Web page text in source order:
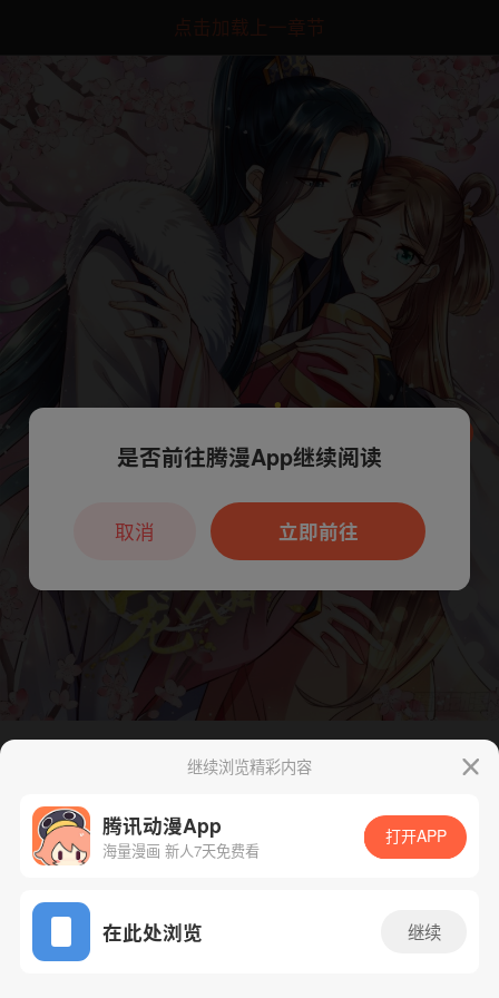
点击加载上一章节
App免费看
腾漫App免费看
继续浏览精彩内容
腾讯动漫App
海量漫画 新人7天免费看
打开APP
在此处浏览 继续
本章节仅支持App阅读，可打开App新用
户7天免费看
是否前往腾漫App继续阅读
立即前往
取消